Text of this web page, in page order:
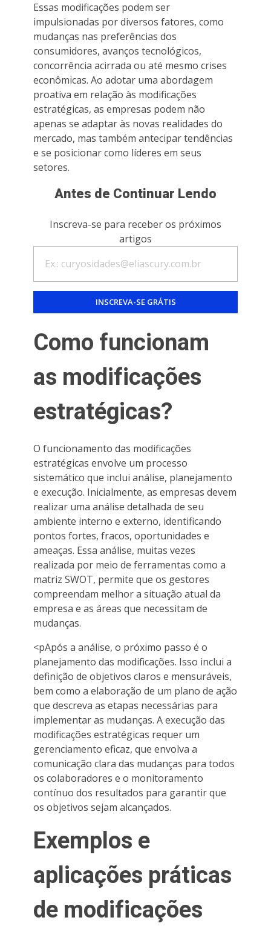
Essas modificações podem ser
impulsionadas por diversos fatores, como
mudanças nas preferências dos
consumidores, avanços tecnológicos,
concorrência acirrada ou até mesmo crises
econômicas. Ao adotar uma abordagem
proativa em relação às modificações
estratégicas, as empresas podem não
apenas se adaptar às novas realidades do
mercado, mas também antecipar tendências
e se posicionar como líderes em seus
setores.
Antes de Continuar Lendo
Inscreva-se para receber os próximos
artigos
Como funcionam
as modificações
estratégicas?
O funcionamento das modificações
estratégicas envolve um processo
sistemático que inclui análise, planejamento
e execução. Inicialmente, as empresas devem
realizar uma análise detalhada de seu
ambiente interno e externo, identificando
pontos fortes, fracos, oportunidades e
ameaças. Essa análise, muitas vezes
realizada por meio de ferramentas como a
matriz SWOT, permite que os gestores
compreendam melhor a situação atual da
empresa e as áreas que necessitam de
mudanças.
<pApós a análise, o próximo passo é o
planejamento das modificações. Isso inclui a
definição de objetivos claros e mensuráveis,
bem como a elaboração de um plano de ação
que descreva as etapas necessárias para
implementar as mudanças. A execução das
modificações estratégicas requer um
gerenciamento eficaz, que envolva a
comunicação clara das mudanças para todos
os colaboradores e o monitoramento
contínuo dos resultados para garantir que
os objetivos sejam alcançados.
Exemplos e
aplicações práticas
de modificações